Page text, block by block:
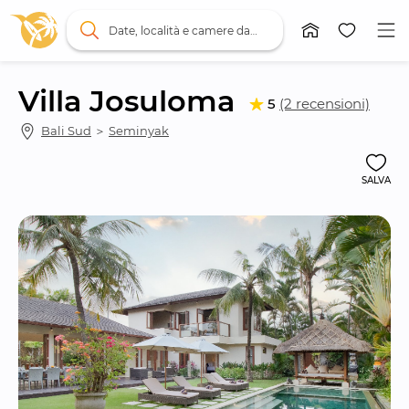
Villa Josuloma 5 (2 recensioni)
Bali Sud ＞ Seminyak
SALVA